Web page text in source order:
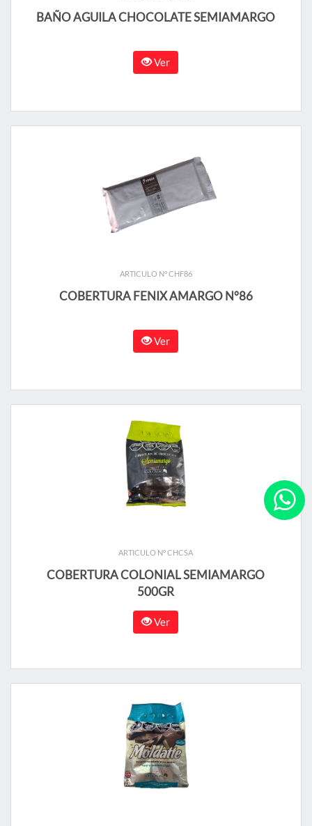
BAÑO AGUILA CHOCOLATE SEMIAMARGO
Ver
ARTICULO N° CHF86
COBERTURA FENIX AMARGO N°86
Ver
ARTICULO N° CHCSA
COBERTURA COLONIAL SEMIAMARGO
500GR
Ver